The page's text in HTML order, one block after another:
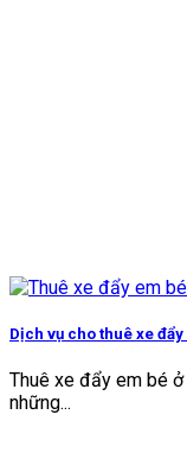
Dịch vụ cho thuê xe
Thuê xe đẩy em bé
những...